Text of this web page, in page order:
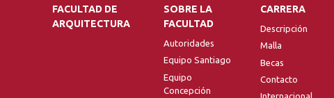
FACULTAD DE
ARQUITECTURA
SOBRE LA
FACULTAD
Autoridades
Equipo Santiago
Equipo
Concepción
CARRERA
Descripción
Malla
Becas
Contacto